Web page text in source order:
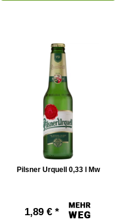
Pilsner Urquell 0,33 l Mw
1,89 € *